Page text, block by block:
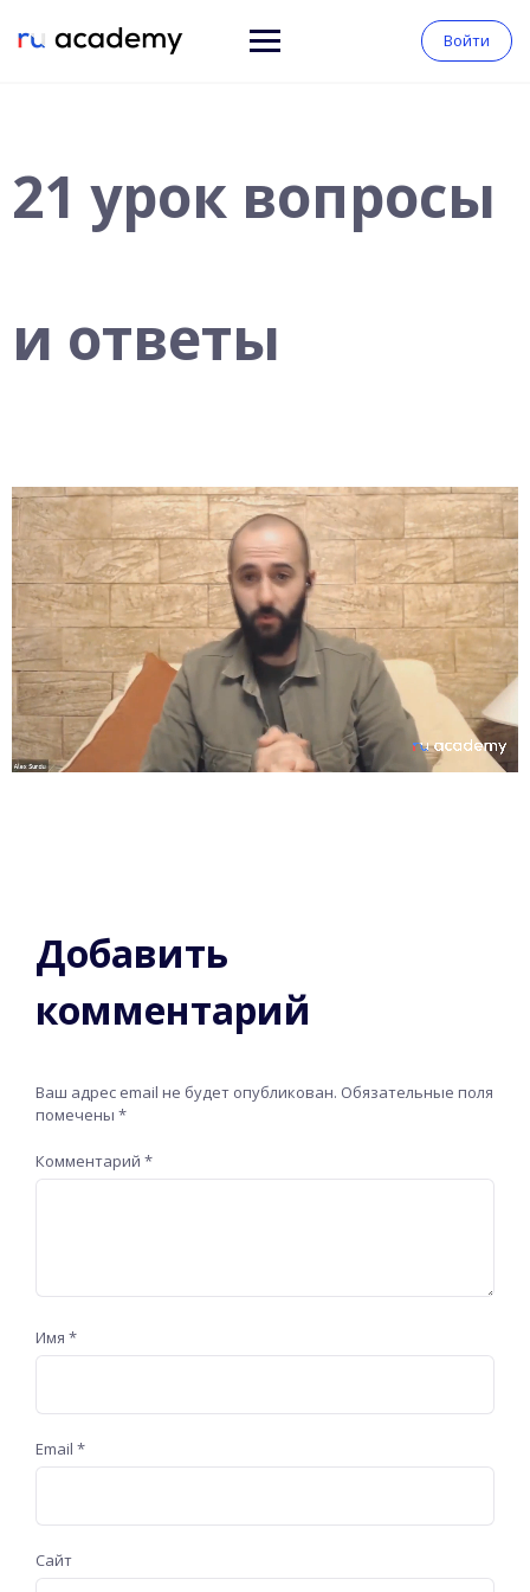
Войти
21 урок вопросы
и ответы
Добавить
комментарий
Ваш адрес email не будет опубликован. Обязательные поля
помечены *
Комментарий *
Имя *
Email *
Сайт